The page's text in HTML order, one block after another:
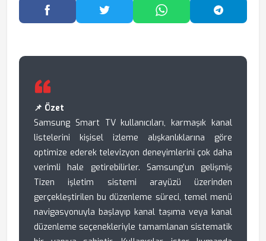
Facebook'ta PaylaşTwitter'da PaylaşWhatsApp'ta Paylaş
📌 Özet
Samsung Smart TV kullanıcıları, karmaşık kanal
listelerini kişisel izleme alışkanlıklarına göre
optimize ederek televizyon deneyimlerini çok daha
verimli hale getirebilirler. Samsung’un gelişmiş
Tizen işletim sistemi arayüzü üzerinden
gerçekleştirilen bu düzenleme süreci, temel menü
navigasyonuyla başlayıp kanal taşıma veya kanal
düzenleme seçenekleriyle tamamlanan sistematik